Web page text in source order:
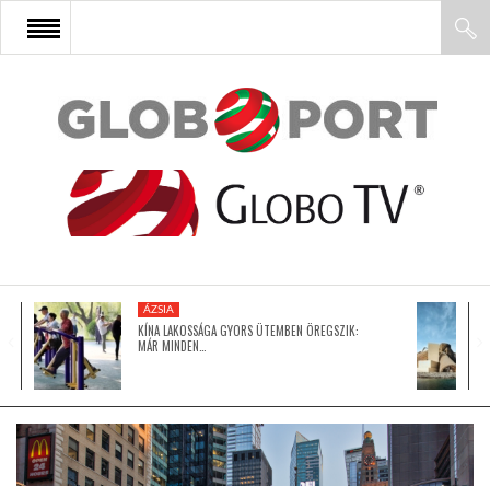
FŐOLDAL
AFRIKA
ÁZSIA
LATIN-AMERIKA
ÁZSIA
KÍNA LAKOSSÁGA GYORS ÜTEMBEN ÖREGSZIK:
MÁR MINDEN…